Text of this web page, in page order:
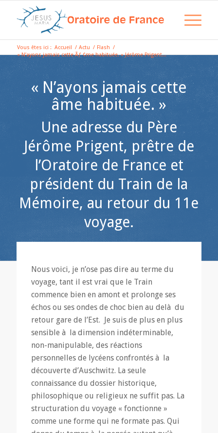
Vous êtes ici : Accueil / Actu / Flash /
« N’ayons jamais cette Ãƒ ¢me habituée. » Jérôme Prigent...
« N’ayons jamais cette
âme habituée. »
Une adresse du Père
Jérôme Prigent, prêtre de
l’Oratoire de France et
président du Train de la
Mémoire, au retour du 11e
voyage.
Nous voici, je n’ose pas dire au terme du
voyage, tant il est vrai que le Train
commence bien en amont et prolonge ses
échos ou ses ondes de choc bien au delà du
retour gare de l’Est. Je suis de plus en plus
sensible à la dimension indéterminable,
non-manipulable, des réactions
personnelles de lycéens confrontés à la
découverte d’Auschwitz. La seule
connaissance du dossier historique,
philosophique ou religieux ne suffit pas. La
structuration du voyage « fonctionne »
comme une forme qui ne formate pas. Qui